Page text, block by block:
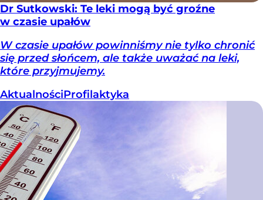
Dr Sutkowski: Te leki mogą być groźne
w czasie upałów
W czasie upałów powinniśmy nie tylko chronić
się przed słońcem, ale także uważać na leki,
które przyjmujemy.
AktualnościProfilaktyka